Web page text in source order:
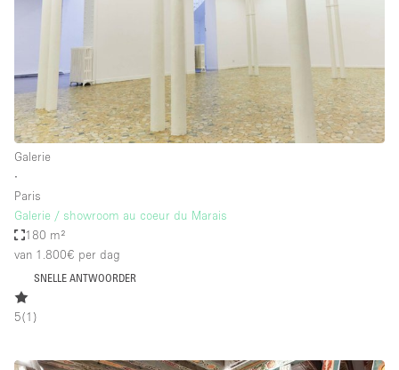
Galerie
∙
Paris
Galerie / showroom au coeur du Marais
180 m²
van 1.800€ per dag
SNELLE ANTWOORDER
5(1 )